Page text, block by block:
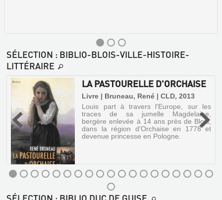
DU
SÉLECTION : BIBLIO-BLOIS-VILLE-HISTOIRE-
LITTÉRAIRE
LA PASTOURELLE D'ORCHAISE
Livre | Bruneau, René | CLD, 2013
Louis part à travers l'Europe, sur les
traces de sa jumelle Magdelaine,
bergère enlevée à 14 ans près de Blois,
dans la région d'Orchaise en 1778 et
devenue princesse en Pologne.
LA